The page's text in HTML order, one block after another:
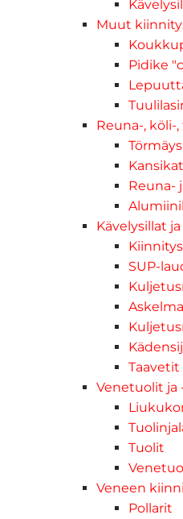
Muut
Pidike
Reuna-, köli-
Reuna-
Kävelysillat
SUP-
Taavetit
Venetuolit ja
Tuolit
Veneen
Pollarit